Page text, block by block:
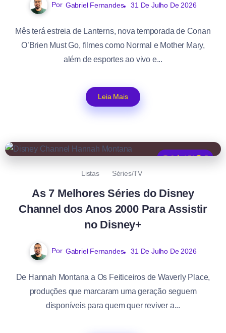
Por Gabriel Fernandes 31 De Julho De 2026
Mês terá estreia de Lanterns, nova temporada de Conan
O’Brien Must Go, filmes como Normal e Mother Mary,
além de esportes ao vivo e...
Leia Mais
0 151
5
Listas
Séries/TV
As 7 Melhores Séries do Disney
Channel dos Anos 2000 Para Assistir
no Disney+
Por Gabriel Fernandes 31 De Julho De 2026
De Hannah Montana a Os Feiticeiros de Waverly Place,
produções que marcaram uma geração seguem
disponíveis para quem quer reviver a...